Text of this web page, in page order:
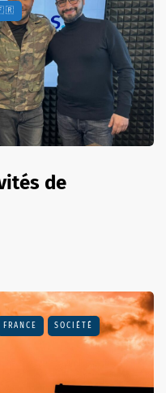
🇫🇷
de
FRANCE SOCIÉTÉ